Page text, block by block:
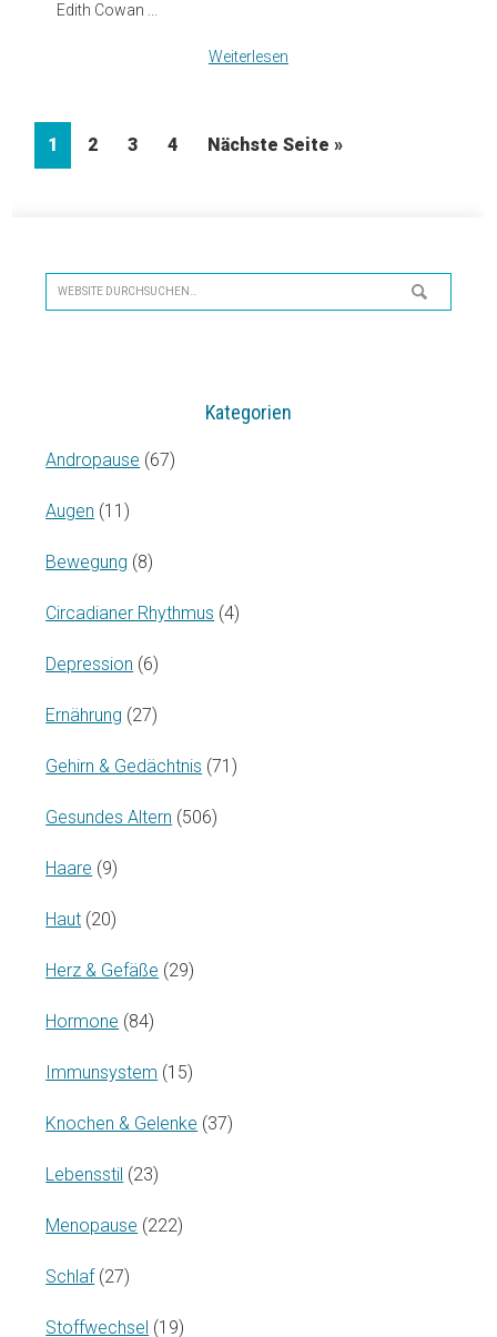
Edith Cowan ...
Weiterlesen
Seite
1 Seite
2 Seite
3 Seite
4 Nächste Seite »
Website
durchsuchen…
Kategorien
Andropause (67)
Augen (11)
Bewegung (8)
Circadianer Rhythmus (4)
Depression (6)
Ernährung (27)
Gehirn & Gedächtnis (71)
Gesundes Altern (506)
Haare (9)
Haut (20)
Herz & Gefäße (29)
Hormone (84)
Immunsystem (15)
Knochen & Gelenke (37)
Lebensstil (23)
Menopause (222)
Schlaf(27)
Stoffwechsel (19)